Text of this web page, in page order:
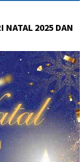
NATAL 2025 DAN